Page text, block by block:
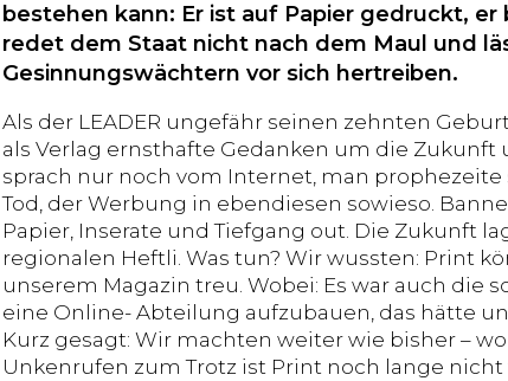
bestehen kann: Er ist auf Papier gedruckt,
redet dem Staat nicht nach dem Maul und
Gesinnungswächtern vor sich hertreiben.
Als der LEADER ungefähr seinen zehnten
als Verlag ernsthafte Gedanken um die
sprach nur noch vom Internet, man
Tod, der Werbung in ebendiesen sowieso.
Papier, Inserate und Tiefgang out. Die Zukunft
regionalen Heftli. Was tun? Wir wussten: Print
unserem Magazin treu. Wobei: Es war auch die
eine Online- Abteilung aufzubauen, das hätte
Kurz gesagt: Wir machten weiter wie bisher –
Unkenrufen zum Trotz ist Print noch lange nicht